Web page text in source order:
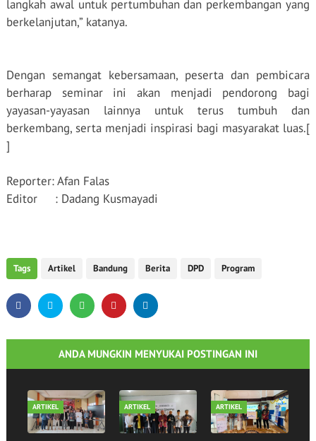
langkah awal untuk pertumbuhan dan perkembangan yang
berkelanjutan,” katanya.
Dengan semangat kebersamaan, peserta dan pembicara
berharap seminar ini akan menjadi pendorong bagi
yayasan-yayasan lainnya untuk terus tumbuh dan
berkembang, serta menjadi inspirasi bagi masyarakat luas.[
]
Reporter: Afan Falas
Editor
: Dadang Kusmayadi
Tags Artikel Bandung Berita DPD Program
ANDA MUNGKIN MENYUKAI POSTINGAN INI
ARTIKEL ARTIKEL ARTIKEL